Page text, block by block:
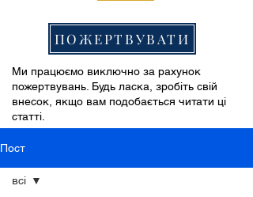
ПОЖЕРТВУВАТИ
Ми працюємо виключно за рахунок
пожертвувань. Будь ласка, зробіть свій
внесок, якщо вам подобається читати ці
статті.
Пост
всі